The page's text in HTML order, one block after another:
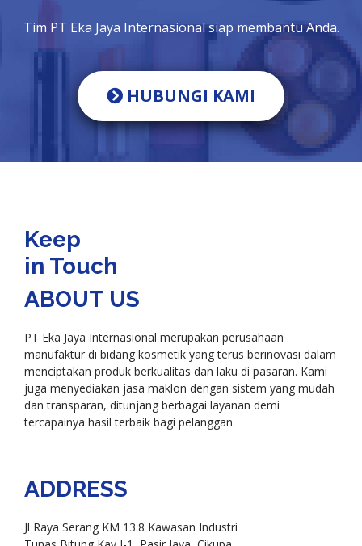
Tim PT Eka Jaya Internasional siap membantu Anda.
HUBUNGI KAMI
Keep
in Touch
ABOUT US
PT Eka Jaya Internasional merupakan perusahaan
manufaktur di bidang kosmetik yang terus berinovasi dalam
menciptakan produk berkualitas dan laku di pasaran. Kami
juga menyediakan jasa maklon dengan sistem yang mudah
dan transparan, ditunjang berbagai layanan demi
tercapainya hasil terbaik bagi pelanggan.
ADDRESS
Jl Raya Serang KM 13.8 Kawasan Industri